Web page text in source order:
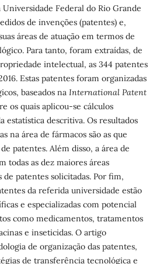
Universidade Federal do Rio Grande
de invenções (patentes) e,
áreas de atuação em termos de
Para tanto, foram extraídas, de
intelectual, as 344 patentes
Estas patentes foram organizadas
baseados na International Patent
os quais aplicou-se cálculos
estatística descritiva. Os resultados
na área de fármacos são as que
patentes. Além disso, a área de
todas as dez maiores áreas
patentes solicitadas. Por fim,
da referida universidade estão
e especializadas com potencial
como medicamentos, tratamentos
e inseticidas. O artigo
de organização das patentes,
de transferência tecnológica e